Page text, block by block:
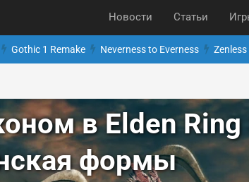
Новости Статьи
Gothic 1 Remake Neverness to Everness
в Elden
формы